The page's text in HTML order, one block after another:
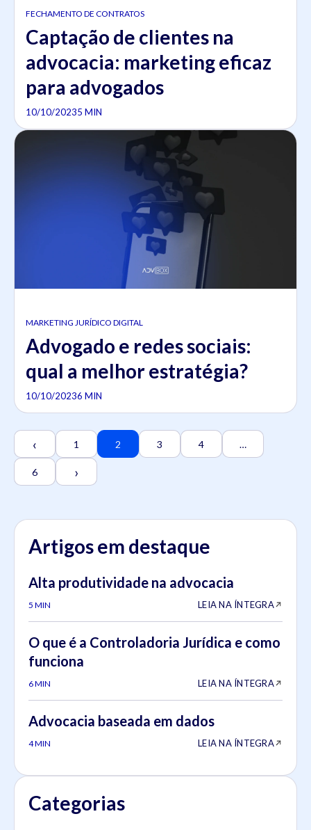
FECHAMENTO DE CONTRATOS
Captação de clientes na
advocacia: marketing eficaz
para advogados
10/10/20235 MIN
MARKETING JURÍDICO DIGITAL
Advogado e redes sociais:
qual a melhor estratégia?
10/10/20236 MIN
‹ 1 2 3 4 …
6 ›
Artigos em destaque
Alta produtividade na advocacia
5 MIN LEIA NA ÍNTEGRA
O que é a Controladoria Jurídica e como
funciona
6 MIN LEIA NA ÍNTEGRA
Advocacia baseada em dados
4 MIN LEIA NA ÍNTEGRA
Categorias